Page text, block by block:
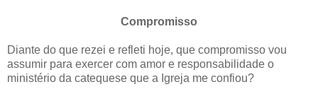
Compromisso
Diante do que rezei e refleti hoje, que compromisso vou
assumir para exercer com amor e responsabilidade o
ministério da catequese que a Igreja me confiou?